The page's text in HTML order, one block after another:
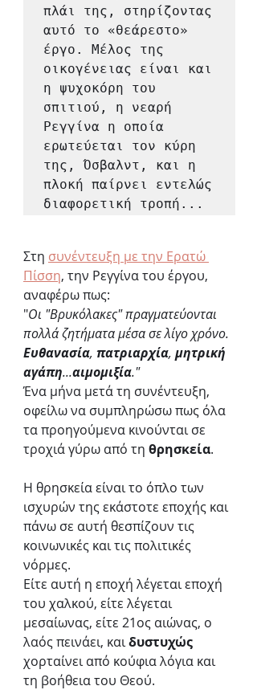
πλάι της, στηρίζοντας
αυτό το «θεάρεστο»
έργο. Μέλος της
οικογένειας είναι και
η ψυχοκόρη του
σπιτιού, η νεαρή
Ρεγγίνα η οποία
ερωτεύεται τον κύρη
της, Όσβαλντ, και η
πλοκή παίρνει εντελώς
διαφορετική τροπή...
Στη συνέντευξη με την Ερατώ
Πίσση, την Ρεγγίνα του έργου,
αναφέρω πως:
"Οι "Βρυκόλακες" πραγματεύονται
πολλά ζητήματα μέσα σε λίγο χρόνο.
Ευθανασία, πατριαρχία, μητρική
αγάπη...αιμομιξία."
Ένα μήνα μετά τη συνέντευξη,
οφείλω να συμπληρώσω πως όλα
τα προηγούμενα κινούνται σε
τροχιά γύρω από τη θρησκεία.
Η θρησκεία είναι το όπλο των
ισχυρών της εκάστοτε εποχής και
πάνω σε αυτή θεσπίζουν τις
κοινωνικές και τις πολιτικές
νόρμες.
Είτε αυτή η εποχή λέγεται εποχή
του χαλκού, είτε λέγεται
μεσαίωνας, είτε 21ος αιώνας, ο
λαός πεινάει, και δυστυχώς
χορταίνει από κούφια λόγια και
τη βοήθεια του Θεού.